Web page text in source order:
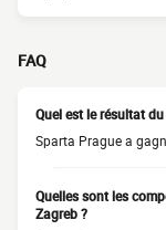
FAQ
Quel est le résultat
Sparta Prague a
Quelles sont les
Zagreb ?